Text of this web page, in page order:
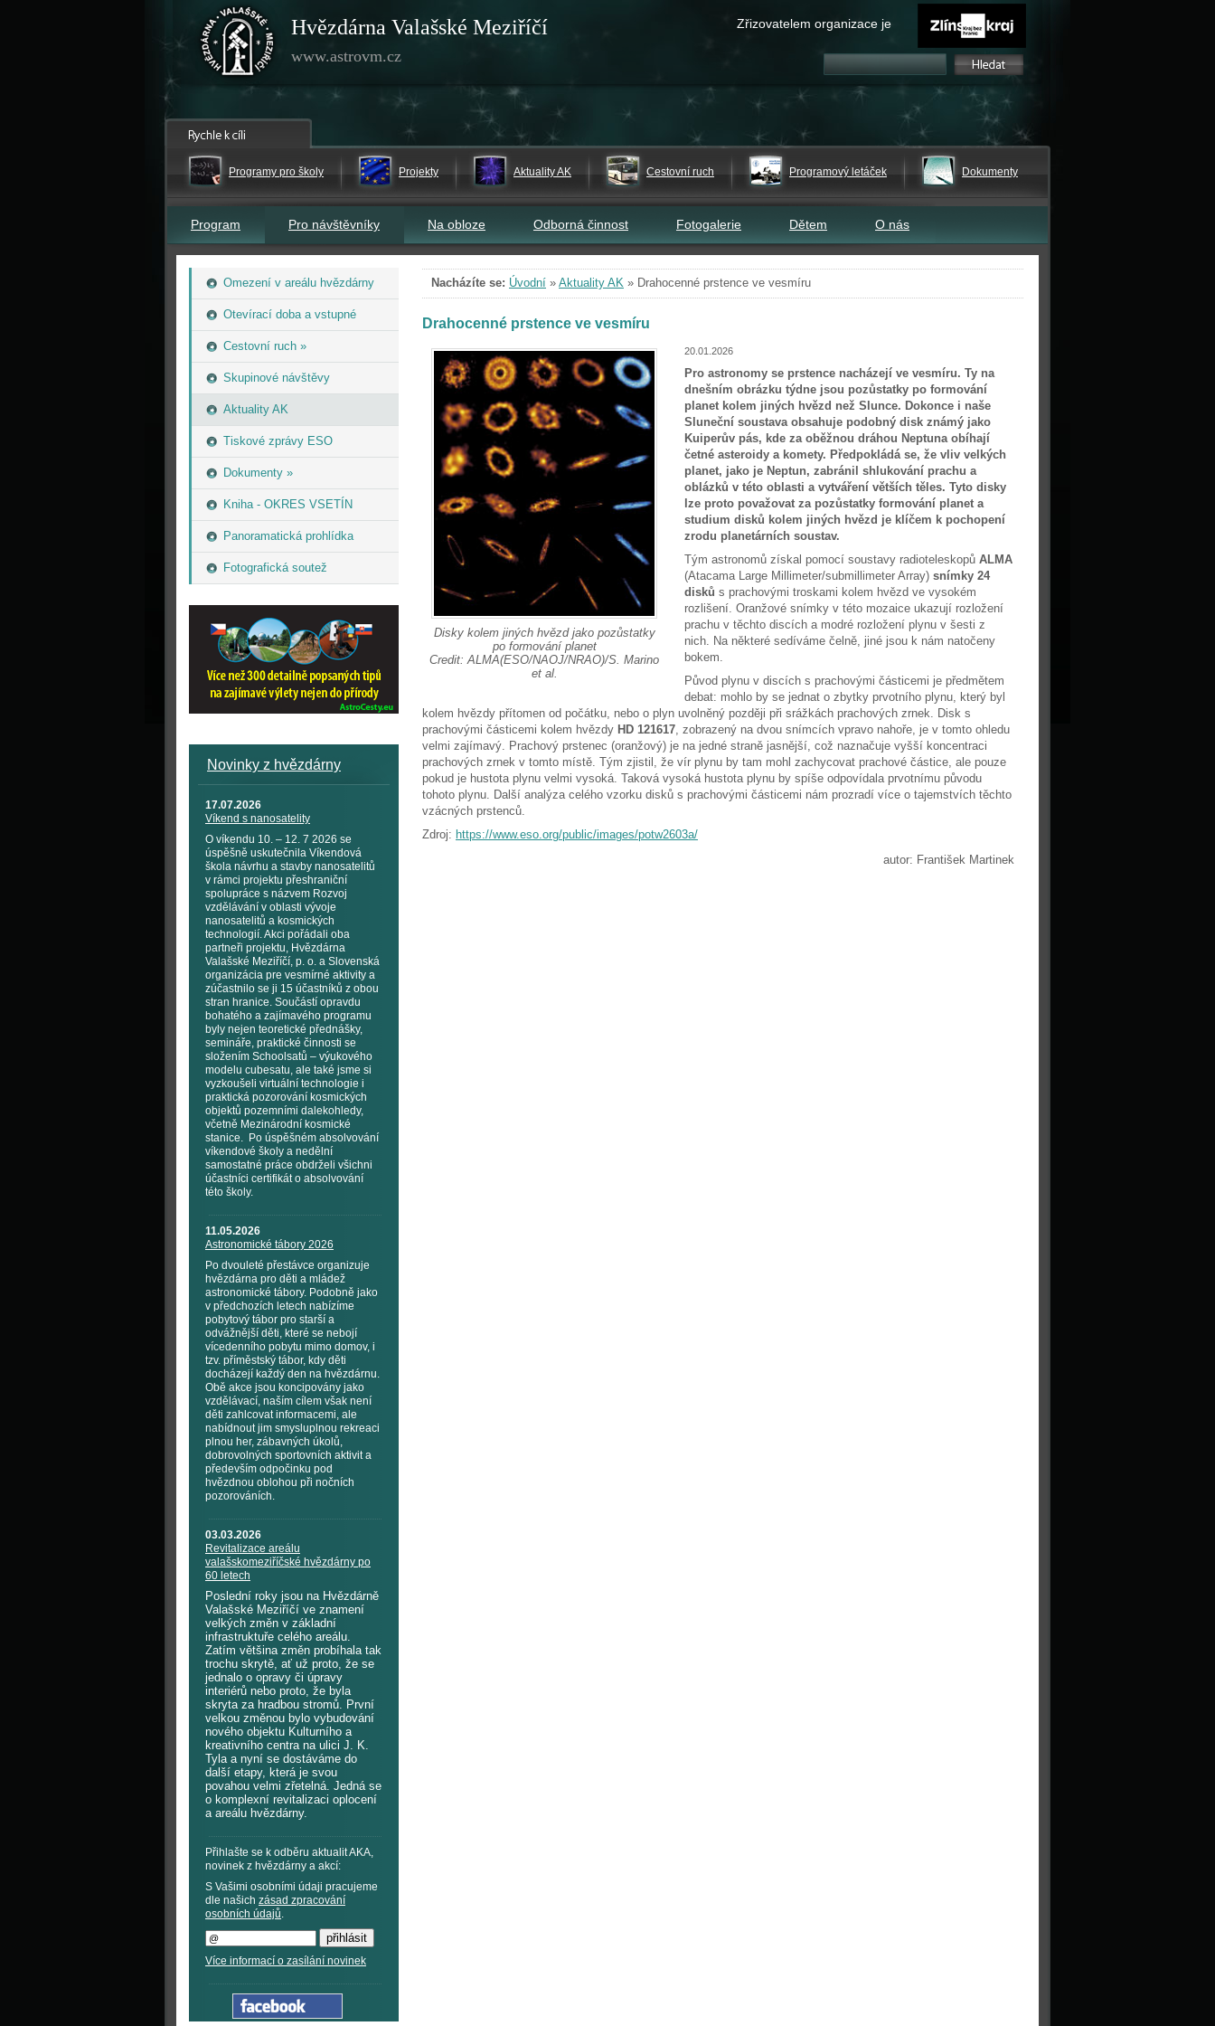
Hvězdárna Valašské Meziříčí
www.astrovm.cz
Zřizovatelem organizace je
Programy pro školy Projekty Aktuality AK Cestovní ruch Programový letáček Dokumenty
Program Pro návštěvníky Na obloze Odborná činnost Fotogalerie Dětem O nás
Omezení v areálu hvězdárny
Otevírací doba a vstupné
Cestovní ruch »
Skupinové návštěvy
Aktuality AK
Tiskové zprávy ESO
Dokumenty »
Kniha - OKRES VSETÍN
Panoramatická prohlídka
Fotografická soutež
Novinky z hvězdárny
17.07.2026
Víkend s nanosatelity
O víkendu 10. – 12. 7 2026 se
úspěšně uskutečnila Víkendová
škola návrhu a stavby nanosatelitů
v rámci projektu přeshraniční
spolupráce s názvem Rozvoj
vzdělávání v oblasti vývoje
nanosatelitů a kosmických
technologií. Akci pořádali oba
partneři projektu, Hvězdárna
Valašské Meziříčí, p. o. a Slovenská
organizácia pre vesmírné aktivity a
zúčastnilo se ji 15 účastníků z obou
stran hranice. Součástí opravdu
bohatého a zajímavého programu
byly nejen teoretické přednášky,
semináře, praktické činnosti se
složením Schoolsatů – výukového
modelu cubesatu, ale také jsme si
vyzkoušeli virtuální technologie i
praktická pozorování kosmických
objektů pozemními dalekohledy,
včetně Mezinárodní kosmické
stanice. Po úspěšném absolvování
víkendové školy a nedělní
samostatné práce obdrželi všichni
účastníci certifikát o absolvování
této školy.
11.05.2026
Astronomické tábory 2026
Po dvouleté přestávce organizuje
hvězdárna pro děti a mládež
astronomické tábory. Podobně jako
v předchozích letech nabízíme
pobytový tábor pro starší a
odvážnější děti, které se nebojí
vícedenního pobytu mimo domov, i
tzv. příměstský tábor, kdy děti
docházejí každý den na hvězdárnu.
Obě akce jsou koncipovány jako
vzdělávací, naším cílem však není
děti zahlcovat informacemi, ale
nabídnout jim smysluplnou rekreaci
plnou her, zábavných úkolů,
dobrovolných sportovních aktivit a
především odpočinku pod
hvězdnou oblohou při nočních
pozorováních.
03.03.2026
Revitalizace areálu
valašskomeziříčské hvězdárny po
60 letech
Poslední roky jsou na Hvězdárně
Valašské Meziříčí ve znamení
velkých změn v základní
infrastruktuře celého areálu.
Zatím většina změn probíhala tak
trochu skrytě, ať už proto, že se
jednalo o opravy či úpravy
interiérů nebo proto, že byla
skryta za hradbou stromů. První
velkou změnou bylo vybudování
nového objektu Kulturního a
kreativního centra na ulici J. K.
Tyla a nyní se dostáváme do
další etapy, která je svou
povahou velmi zřetelná. Jedná se
o komplexní revitalizaci oplocení
a areálu hvězdárny.
Přihlašte se k odběru aktualit AKA,
novinek z hvězdárny a akcí:
S Vašimi osobními údaji pracujeme
dle našich zásad zpracování
osobních údajů.
Více informací o zasílání novinek
Nacházíte se: Úvodní » Aktuality AK » Drahocenné prstence ve vesmíru
Drahocenné prstence ve vesmíru
20.01.2026
Disky kolem jiných hvězd jako pozůstatky
po formování planet
Credit: ALMA(ESO/NAOJ/NRAO)/S. Marino
et al.
Pro astronomy se prstence nacházejí ve vesmíru. Ty na
dnešním obrázku týdne jsou pozůstatky po formování
planet kolem jiných hvězd než Slunce. Dokonce i naše
Sluneční soustava obsahuje podobný disk známý jako
Kuiperův pás, kde za oběžnou dráhou Neptuna obíhají
četné asteroidy a komety. Předpokládá se, že vliv velkých
planet, jako je Neptun, zabránil shlukování prachu a
oblázků v této oblasti a vytváření větších těles. Tyto disky
lze proto považovat za pozůstatky formování planet a
studium disků kolem jiných hvězd je klíčem k pochopení
zrodu planetárních soustav.
Tým astronomů získal pomocí soustavy radioteleskopů ALMA
(Atacama Large Millimeter/submillimeter Array) snímky 24
disků s prachovými troskami kolem hvězd ve vysokém
rozlišení. Oranžové snímky v této mozaice ukazují rozložení
prachu v těchto discích a modré rozložení plynu v šesti z
nich. Na některé sedíváme čelně, jiné jsou k nám natočeny
bokem.
Původ plynu v discích s prachovými částicemi je předmětem
debat: mohlo by se jednat o zbytky prvotního plynu, který byl
kolem hvězdy přítomen od počátku, nebo o plyn uvolněný později při srážkách prachových zrnek. Disk s
prachovými částicemi kolem hvězdy HD 121617, zobrazený na dvou snímcích vpravo nahoře, je v tomto ohledu
velmi zajímavý. Prachový prstenec (oranžový) je na jedné straně jasnější, což naznačuje vyšší koncentraci
prachových zrnek v tomto místě. Tým zjistil, že vír plynu by tam mohl zachycovat prachové částice, ale pouze
pokud je hustota plynu velmi vysoká. Taková vysoká hustota plynu by spíše odpovídala prvotnímu původu
tohoto plynu. Další analýza celého vzorku disků s prachovými částicemi nám prozradí více o tajemstvích těchto
vzácných prstenců.
Zdroj: https://www.eso.org/public/images/potw2603a/
autor: František Martinek